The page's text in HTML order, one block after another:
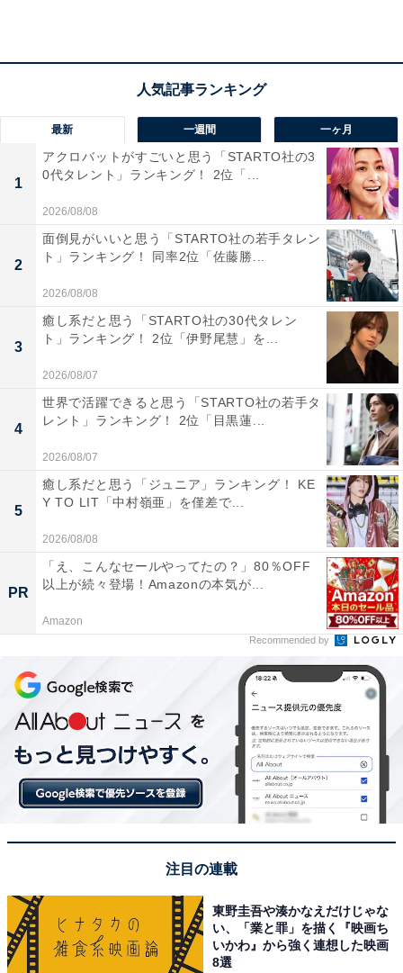
1位：尾山神社／56票
1位は「尾山神社」でした。加賀藩主・前田利家と正
室・お松の方を祭る神社で、異国情緒漂う神門が特徴で
す。金沢市の中心部に位置し、観光ルートにも組み込み
やすいため、地元客から観光客まで幅広く親しまれてい
ます。
回答者のコメントを見ると「和洋折衷の独特な建築が魅
力で、観光としても楽しめるため」（30代女性／秋田
県）、「加賀百万国の初代藩主、前田利家と正室のまつ
が祀られていて、神社としては、珍しいステンドグラス
がはめ込まれ、ハイカラでおしゃれです」（60代男性／
兵庫県）、「兼六園などの金沢観光の一環で立ち寄りた
いから」（50代男性／東京都）といった声がありまし
た。
次ページ
10位までの全ランキング結果を見
最新 一週間 一ヶ月
1
アクロバットがすごいと思う「STARTO社の3
0代タレント」ランキング！ 2位「...
2026/08/08
2
面倒見がいいと思う「STARTO社の若手タレン
ト」ランキング！ 同率2位「佐藤勝...
2026/08/08
3
癒し系だと思う「STARTO社の30代タレン
ト」ランキング！ 2位「伊野尾慧」を...
2026/08/07
4
世界で活躍できると思う「STARTO社の若手タ
レント」ランキング！ 2位「目黒蓮...
2026/08/07
5
癒し系だと思う「ジュニア」ランキング！ KE
Y TO LIT「中村嶺亜」を僅差で...
2026/08/08
PR
「え、こんなセールやってたの？」80％OFF
以上が続々登場！Amazonの本気が...
Amazon
Recommended by
注目の連載
東野圭吾や湊かなえだけじゃな
い、「業と罪」を描く『映画ち
いかわ』から強く連想した映画
8選